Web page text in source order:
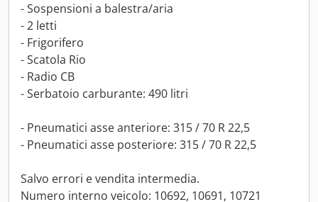
- Sospensioni a balestra/aria
- 2 letti
- Frigorifero
- Scatola Rio
- Radio CB
- Serbatoio carburante: 490 litri
- Pneumatici asse anteriore: 315 / 70 R 22,5
- Pneumatici asse posteriore: 315 / 70 R 22,5
Salvo errori e vendita intermedia.
Numero interno veicolo: 10692, 10691, 10721